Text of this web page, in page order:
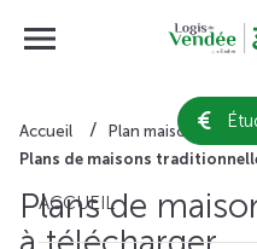
ACCUEIL
Accueil
Plan maison gratuit
Plans de maisons
Plans de